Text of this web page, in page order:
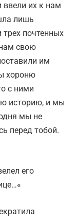
их к нам
лишь
почтенных
свою
им
хороню
с ними
историю, и мы
мы не
перед тобой.
его